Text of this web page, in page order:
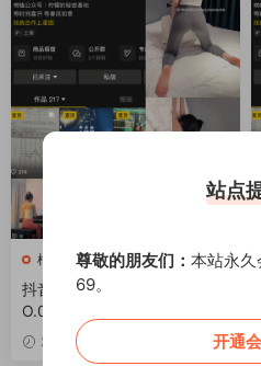
柠檬草的味道
抖音 柠檬草的味道 微密圈 N
O.002 【85P2V】
2024-12-27 VIP
站点
尊敬的朋友们： 本站永
69。
开通